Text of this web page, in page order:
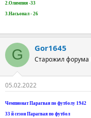
2.Олимпия -33
3.Насьонал - 26
G Gor1645
Старожил форума
05.02.2022
Чемпионат Парагвая по футболу 1942
33 й сезон Парагвая по футбол